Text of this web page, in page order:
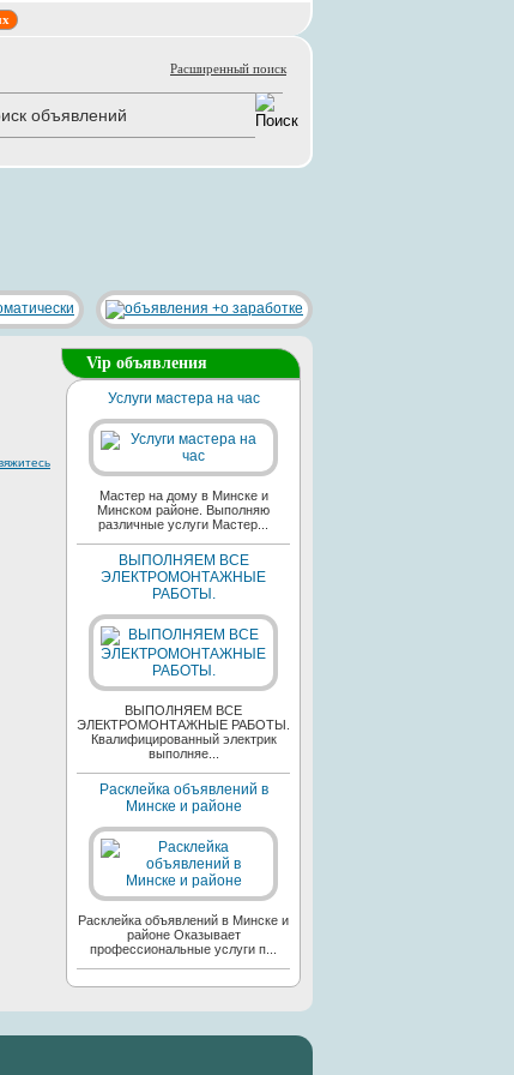
Расширенный поиск
Vip объявления
Услуги мастера на час
Мастер на дому в Минске и
Минском районе. Выполняю
различные услуги Мастер...
ВЫПОЛНЯЕМ ВСЕ
ЭЛЕКТРОМОНТАЖНЫЕ
РАБОТЫ.
ВЫПОЛНЯЕМ ВСЕ
ЭЛЕКТРОМОНТАЖНЫЕ РАБОТЫ.
Квалифицированный электрик
выполняе...
Расклейка объявлений в
Минске и районе
Расклейка объявлений в Минске и
районе Оказывает
профессиональные услуги п...